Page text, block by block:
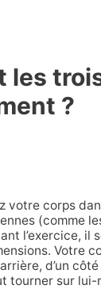
les
?
votre corps
(comme
l’exercice, il
Votre
d’un côté
tourner sur lui-